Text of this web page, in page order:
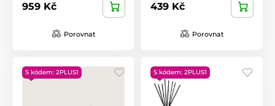
959 Kč
Porovnat
439 Kč
Porovnat
S kódem: 2PLUS1 S kódem: 2PLUS1